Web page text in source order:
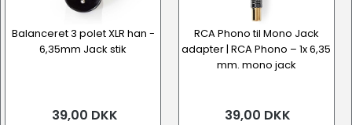
Balanceret 3 polet XLR han -
6,35mm Jack stik
39,00 DKK
RCA Phono til Mono Jack
adapter | RCA Phono – 1x 6,35
mm. mono jack
39,00 DKK